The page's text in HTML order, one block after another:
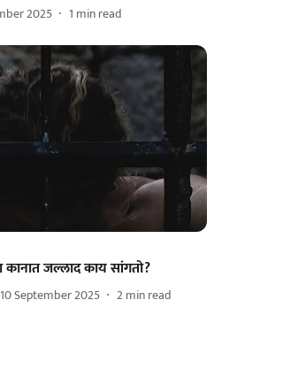
2025 1 min read
कानात जल्लाद काय सांगतो?
10 September 2025 2min read